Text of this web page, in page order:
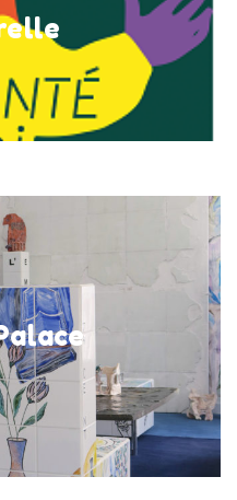
lès-Arpajon
lès-Arpajon
plus